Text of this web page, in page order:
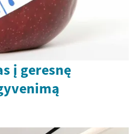
į geresnę